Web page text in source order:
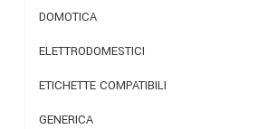
DOMOTICA
ELETTRODOMESTICI
ETICHETTE COMPATIBILI
GENERICA